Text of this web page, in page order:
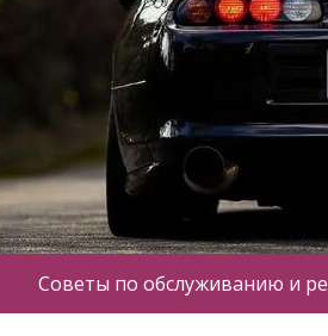
Советы по обслуживанию и